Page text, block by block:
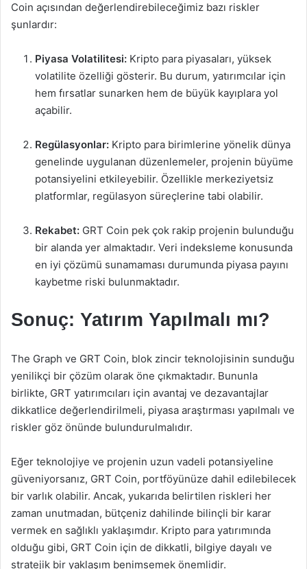
Coin açısından değerlendirebileceğimiz bazı riskler
şunlardır:
Piyasa Volatilitesi: Kripto para piyasaları, yüksek
volatilite özelliği gösterir. Bu durum, yatırımcılar için
hem fırsatlar sunarken hem de büyük kayıplara yol
açabilir.
Regülasyonlar: Kripto para birimlerine yönelik dünya
genelinde uygulanan düzenlemeler, projenin büyüme
potansiyelini etkileyebilir. Özellikle merkeziyetsiz
platformlar, regülasyon süreçlerine tabi olabilir.
Rekabet: GRT Coin pek çok rakip projenin bulunduğu
bir alanda yer almaktadır. Veri indeksleme konusunda
en iyi çözümü sunamaması durumunda piyasa payını
kaybetme riski bulunmaktadır.
Sonuç: Yatırım Yapılmalı mı?
The Graph ve GRT Coin, blok zincir teknolojisinin sunduğu
yenilikçi bir çözüm olarak öne çıkmaktadır. Bununla
birlikte, GRT yatırımcıları için avantaj ve dezavantajlar
dikkatlice değerlendirilmeli, piyasa araştırması yapılmalı ve
riskler göz önünde bulundurulmalıdır.
Eğer teknolojiye ve projenin uzun vadeli potansiyeline
güveniyorsanız, GRT Coin, portföyünüze dahil edilebilecek
bir varlık olabilir. Ancak, yukarıda belirtilen riskleri her
zaman unutmadan, bütçeniz dahilinde bilinçli bir karar
vermek en sağlıklı yaklaşımdır. Kripto para yatırımında
olduğu gibi, GRT Coin için de dikkatli, bilgiye dayalı ve
stratejik bir yaklaşım benimsemek önemlidir.